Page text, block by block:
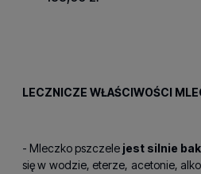
antybiotyczne oraz hormony
LECZNICZE WŁAŚCIWOŚCI
- Mleczko pszczele jest silnie
się w wodzie, eterze, acetonie,